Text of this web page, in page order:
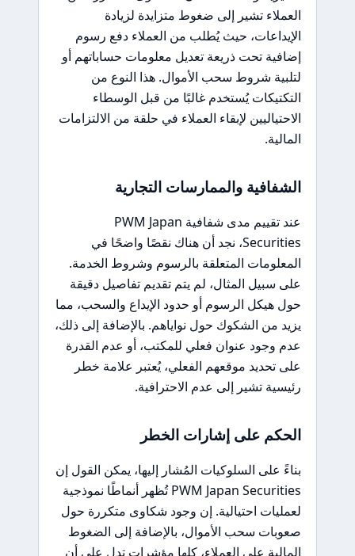
العملاء تشير إلى ضغوط متزايدة لزيادة
الإيداعات، حيث يُطلب من العملاء دفع رسوم
إضافية تحت ذريعة تعديل معلومات حساباتهم أو
لتلبية شروط سحب الأموال. هذا النوع من
التكتيكات يُستخدم غالبًا من قبل الوسطاء
الاحتياليين لإبقاء العملاء في حلقة من الالتزامات
المالية.
الشفافية والممارسات التجارية
عند تقييم مدى شفافية PWM Japan
Securities، نجد أن هناك نقصًا واضحًا في
المعلومات المتعلقة بالرسوم وشروط الخدمة.
على سبيل المثال، لم يتم تقديم تفاصيل دقيقة
حول هيكل الرسوم أو حدود الإيداع والسحب، مما
يزيد من الشكوك حول نواياهم. بالإضافة إلى ذلك،
عدم وجود عنوان فعلي للمكتب، أو عدم القدرة
على تحديد موقعهم الفعلي، يُعتبر علامة خطر
رئيسية تشير إلى عدم الاحترافية.
الحكم على إشارات الخطر
بناءً على السلوكيات المُشار إليها، يمكن القول إن
PWM Japan Securities تُظهر أنماطًا نموذجية
لعمليات احتيالية. إن وجود شكاوى متكررة حول
صعوبات سحب الأموال، بالإضافة إلى الضغوط
المالية على العملاء، كلها مؤشرات تدل على أن